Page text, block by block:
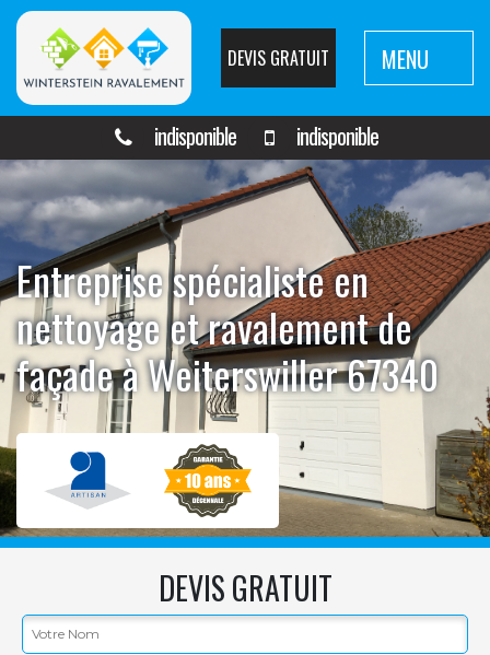
DEVIS GRATUIT MENU
indisponible indisponible
Entreprise spécialiste en
nettoyage et ravalement de
façade à Weiterswiller 67340
DEVIS GRATUIT